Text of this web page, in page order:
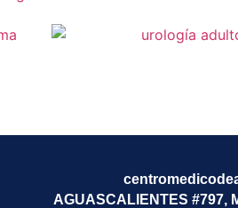
AGUASCALIENTES #797,